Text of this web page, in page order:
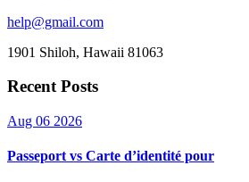
help@gmail.com
1901 Shiloh, Hawaii 81063
Recent Posts
Aug 06 2026
Passeport vs Carte d’identité pour